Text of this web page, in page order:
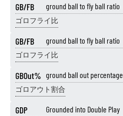
GB/FB ground ball to fly ball ratio
ゴロフライ比
GB/FB ground ball to fly ball ratio
ゴロフライ比
GBOut% ground ball out percentage
ゴロアウト割合
GDP Grounded into Double Play